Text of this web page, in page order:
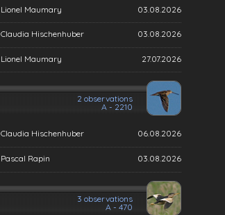
Lionel Maumary 03.08.2026
Claudia Hischenhuber 03.08.2026
Lionel Maumary 27.07.2026
2 observations
A - 2210
Claudia Hischenhuber 06.08.2026
Pascal Rapin 03.08.2026
3 observations
A - 470